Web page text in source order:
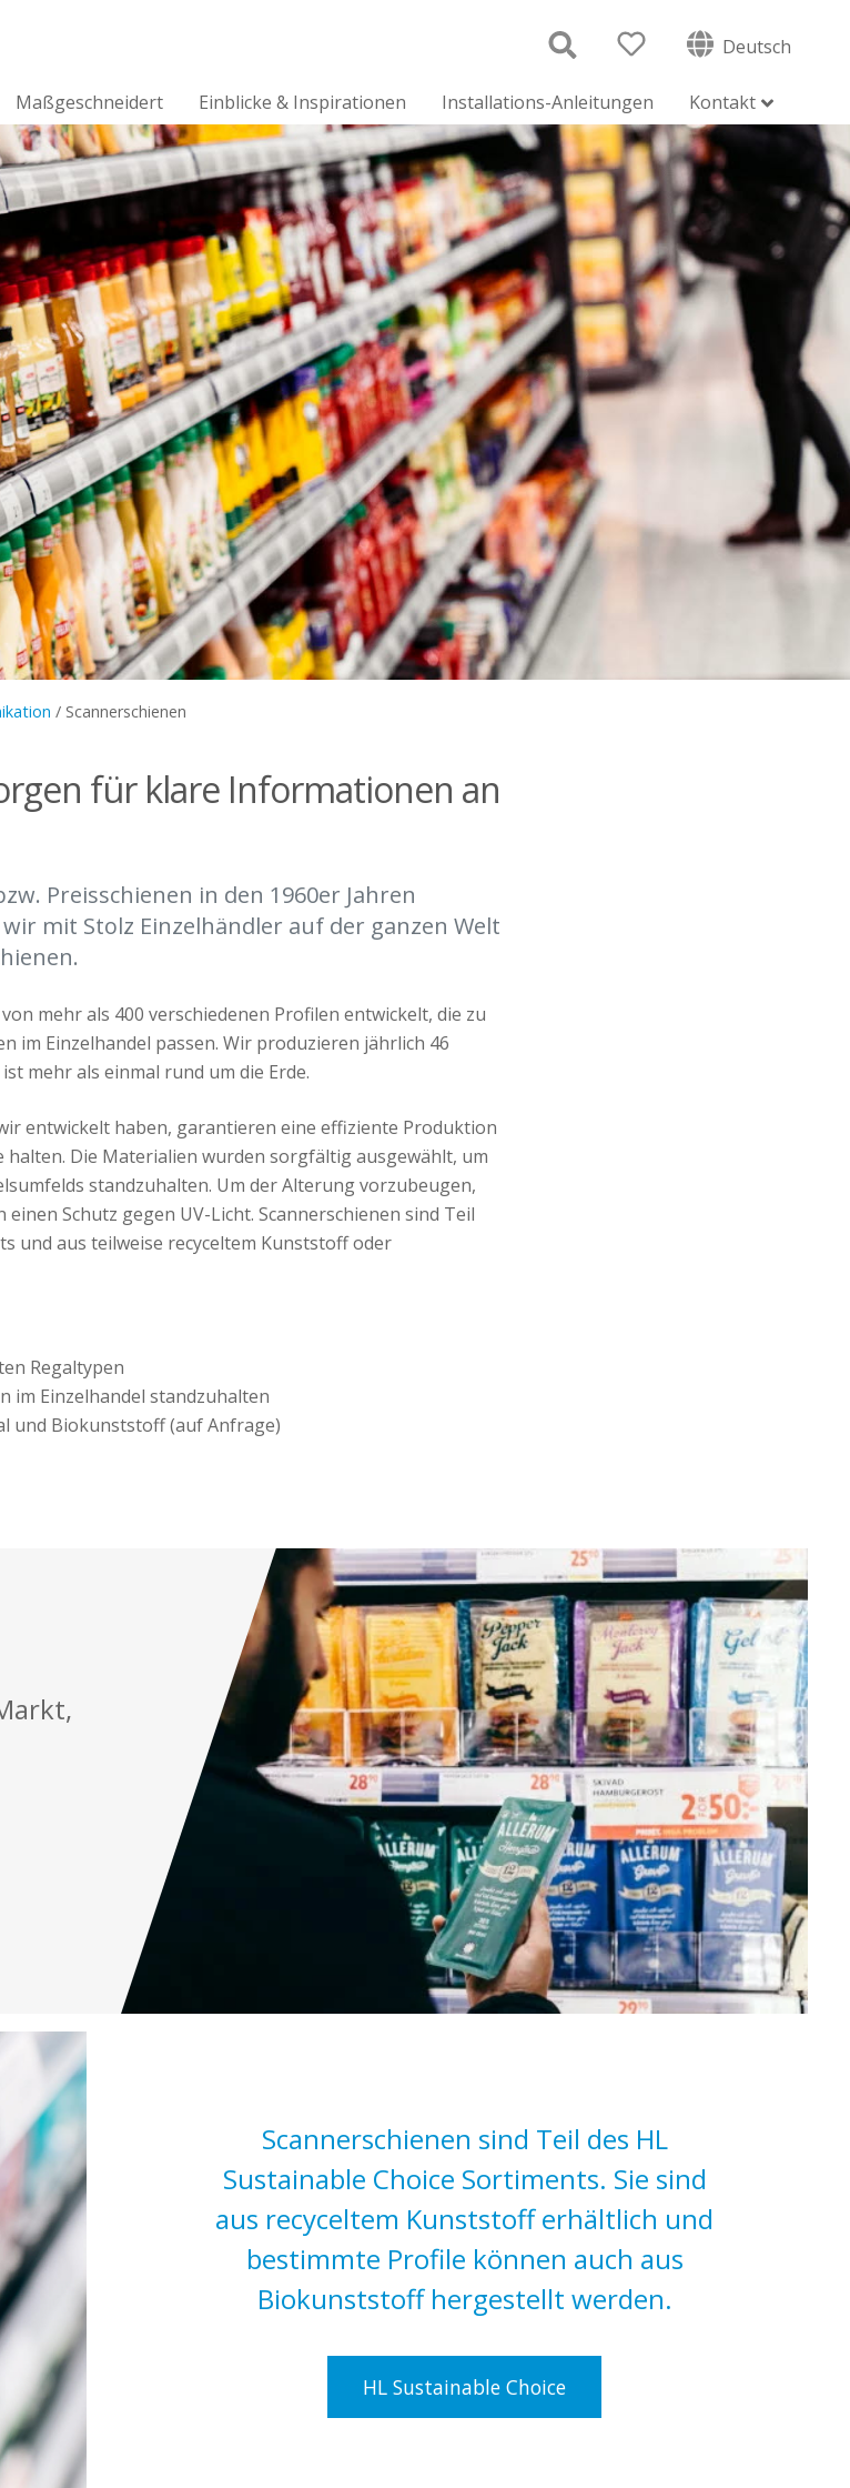
Deutsch
Maßgeschneidert Einblicke & Inspirationen Installations-Anleitungen Kontakt
/ Scannerschienen
für klare Informationen an
Preisschienen in den 1960er Jahren
mit Stolz Einzelhändler auf der ganzen Welt
mehr als 400 verschiedenen Profilen entwickelt, die zu
im Einzelhandel passen. Wir produzieren jährlich 46
mehr als einmal rund um die Erde.
entwickelt haben, garantieren eine effiziente Produktion
halten. Die Materialien wurden sorgfältig ausgewählt, um
standzuhalten. Um der Alterung vorzubeugen,
Schutz gegen UV-Licht. Scannerschienen sind Teil
und aus teilweise recyceltem Kunststoff oder
Regaltypen
im Einzelhandel standzuhalten
und Biokunststoff (auf Anfrage)
Scannerschienen sind Teil des HL
Sustainable Choice Sortiments. Sie sind
aus recyceltem Kunststoff erhältlich und
bestimmte Profile können auch aus
Biokunststoff hergestellt werden.
HL Sustainable Choice